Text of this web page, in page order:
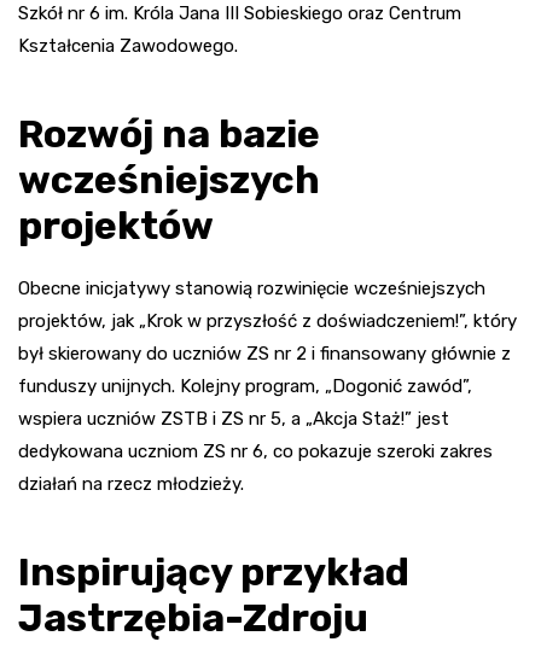
Szkół nr 6 im. Króla Jana III Sobieskiego oraz Centrum
Kształcenia Zawodowego.
Rozwój na bazie
wcześniejszych
projektów
Obecne inicjatywy stanowią rozwinięcie wcześniejszych
projektów, jak „Krok w przyszłość z doświadczeniem!”, który
był skierowany do uczniów ZS nr 2 i finansowany głównie z
funduszy unijnych. Kolejny program, „Dogonić zawód”,
wspiera uczniów ZSTB i ZS nr 5, a „Akcja Staż!” jest
dedykowana uczniom ZS nr 6, co pokazuje szeroki zakres
działań na rzecz młodzieży.
Inspirujący przykład
Jastrzębia-Zdroju